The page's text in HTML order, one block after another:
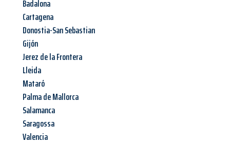
Badalona
Cartagena
Donostia-San Sebastian
Gijón
Jerez de la Frontera
Lleida
Mataró
Palma de Mallorca
Salamanca
Saragossa
Valencia